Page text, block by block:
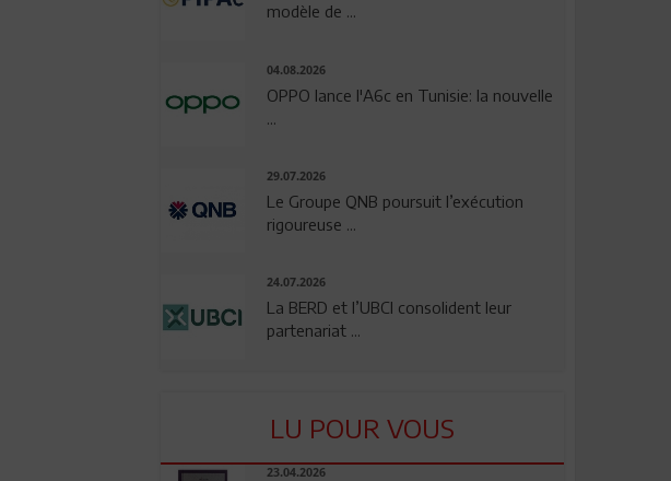
modèle de ...
04.08.2026
OPPO lance l'A6c en Tunisie: la nouvelle
...
29.07.2026
Le Groupe QNB poursuit l’exécution
rigoureuse ...
24.07.2026
La BERD et l’UBCI consolident leur
partenariat ...
LU POUR VOUS
23.04.2026